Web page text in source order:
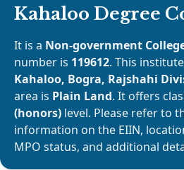
Kahaloo Degree
It is a Non-government
number is 119612. This
Kahaloo, Bogra, Rajshahi
area is Plain Land. It offers
(honors) level. Please refer to
information on the EIIN,
MPO status, and additional